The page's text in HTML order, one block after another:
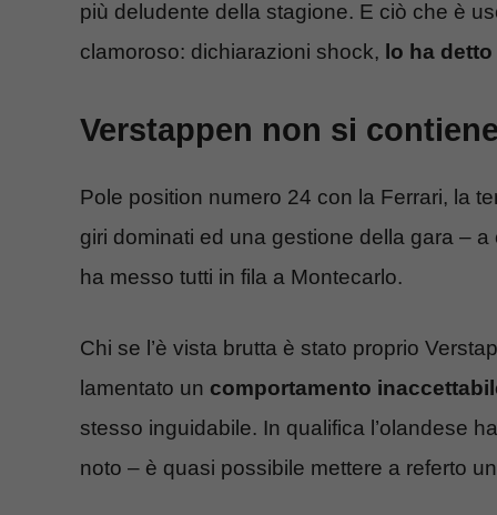
più deludente della stagione. E ciò che è
clamoroso: dichiarazioni shock, lo ha
Verstappen non si
Pole position numero 24 con la Ferrari, la
giri dominati ed una gestione della gara –
ha messo tutti in fila a Montecarlo.
Chi se l’è vista brutta è stato proprio
lamentato un comportamento
stesso inguidabile. In qualifica l’olandese
noto – è quasi possibile mettere a referto